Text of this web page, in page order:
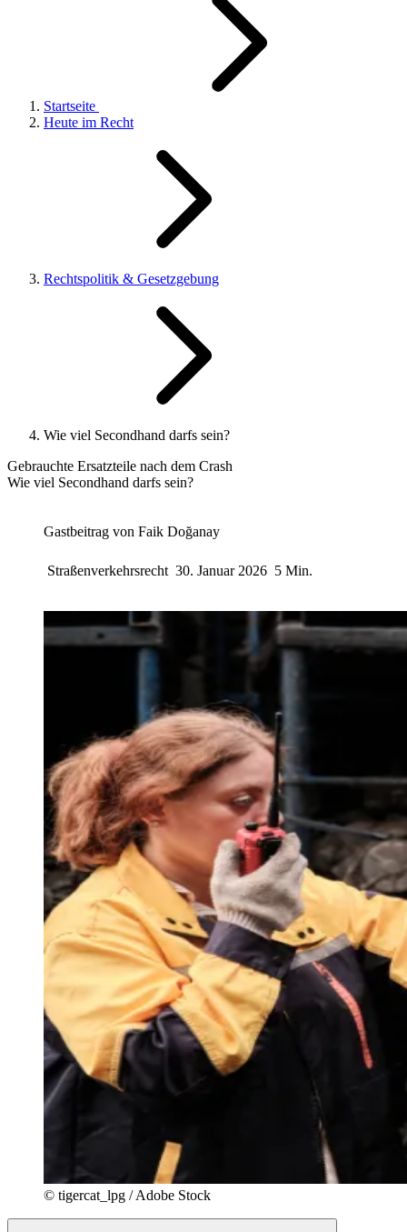
Startseite
Heute im Recht
Rechtspolitik & Gesetzgebung
Wie viel Secondhand darfs sein?
Gebrauchte Ersatzteile nach dem Crash
Wie viel Secondhand darfs sein?
Gastbeitrag von Faik Doğanay
Straßenverkehrsrecht 30. Januar 2026 5 Min.
© tigercat_lpg / Adobe Stock